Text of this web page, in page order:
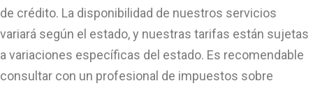
de crédito. La disponibilidad de nuestros servicios
variará según el estado, y nuestras tarifas están sujetas
a variaciones específicas del estado. Es recomendable
consultar con un profesional de impuestos sobre